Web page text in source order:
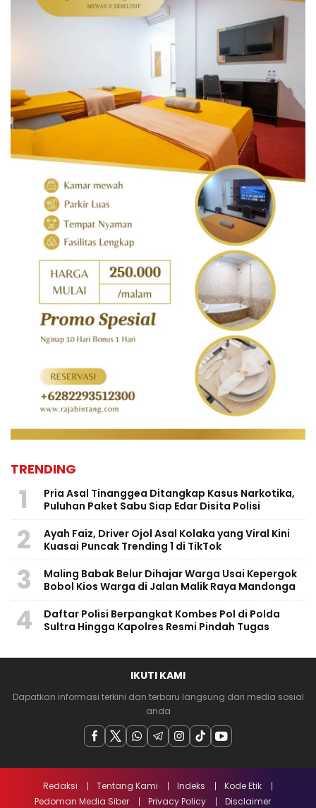
TRENDING
1
Pria Asal Tinanggea Ditangkap Kasus Narkotika,
Puluhan Paket Sabu Siap Edar Disita Polisi
2
Ayah Faiz, Driver Ojol Asal Kolaka yang Viral Kini
Kuasai Puncak Trending 1 di TikTok
3
Maling Babak Belur Dihajar Warga Usai Kepergok
Bobol Kios Warga di Jalan Malik Raya Mandonga
4
Daftar Polisi Berpangkat Kombes Pol di Polda
Sultra Hingga Kapolres Resmi Pindah Tugas
IKUTI KAMI
Dapatkan informasi terkini dan terbaru langsung dari media sosial
anda
Redaksi Tentang Kami Indeks
Kode Etik
Pedoman Media Siber
Privacy Policy Disclaimer